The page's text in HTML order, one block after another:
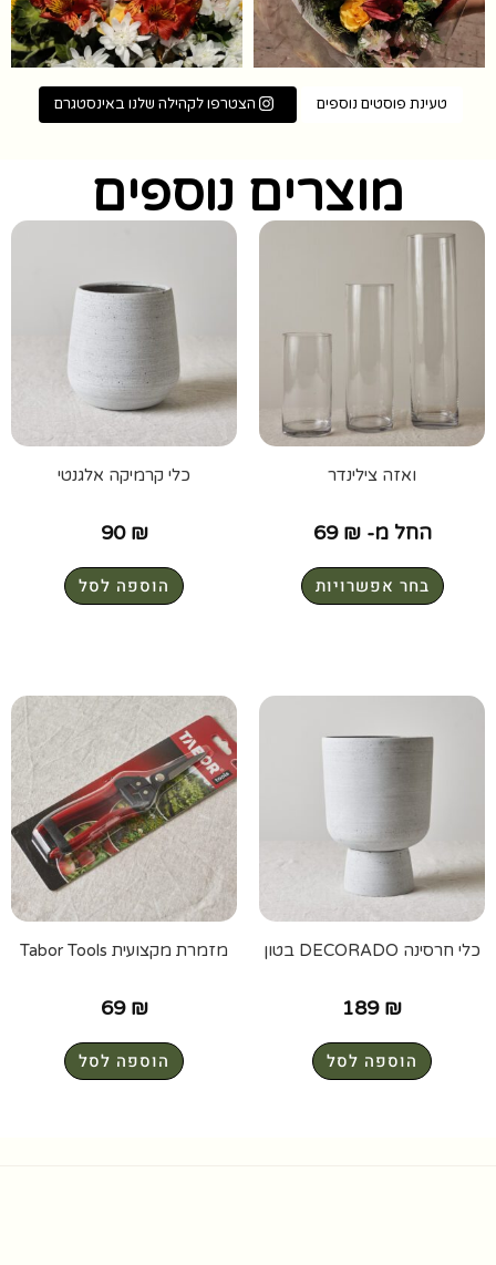
טעינת פוסטים נוספים הצטרפו לקהילה שלנו באינסטגרם
מוצרים נוספים
ואזה צילינדר
החל מ- 69 ₪
בחר אפשרויות
כלי קרמיקה אלגנטי
90 ₪
הוספה לסל
כלי חרסינה DECORADO בטון
189 ₪
הוספה לסל
מזמרת מקצועית Tabor Tools
69 ₪
הוספה לסל